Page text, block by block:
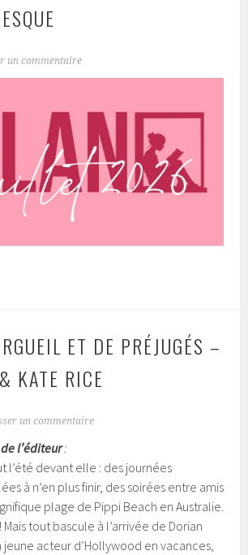
un commentaire
ET DE PRÉJUGÉS –
KATE RICE
un commentaire
l’éditeur:
l’été devant elle : des journées
à n’en plus finir, des soirées entre amis
plage de Pippi Beach en Australie.
tout bascule à l’arrivée de Dorian
jeune acteur d’Hollywood en vacances,